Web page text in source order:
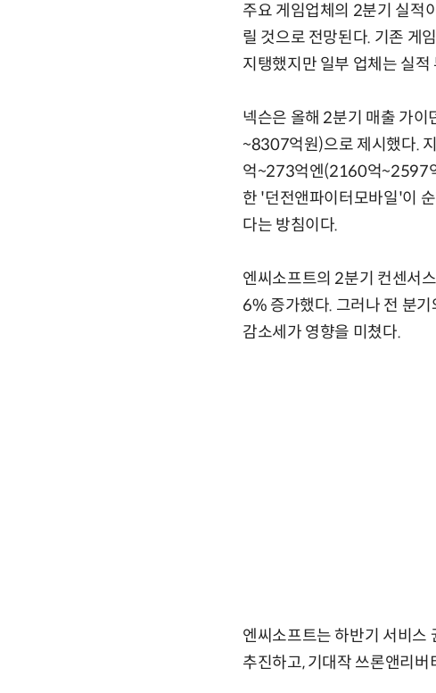
주요 게임업체의 2분기 실적
릴 것으로 전망된다. 기존 게
지탱했지만 일부 업체는 실적
넥슨은 올해 2분기 매출 가
~8307억원)으로 제시했다.
억~273억엔(2160억~2597
한 '던전앤파이터모바일'이
다는 방침이다.
엔씨소프트의 2분기 컨센서
6% 증가했다. 그러나 전 분
감소세가 영향을 미쳤다.
엔씨소프트는 하반기 서비스
추진하고, 기대작 쓰론앤리